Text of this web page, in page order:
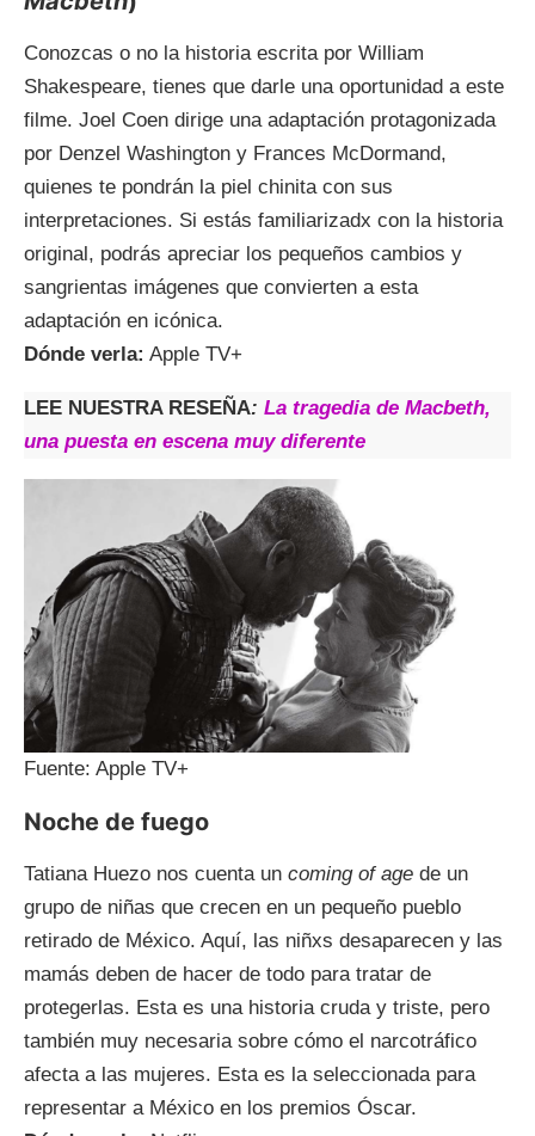
Conozcas o no la historia escrita por William
Shakespeare, tienes que darle una oportunidad a este
filme. Joel Coen dirige una adaptación protagonizada
por Denzel Washington y Frances McDormand,
quienes te pondrán la piel chinita con sus
interpretaciones. Si estás familiarizadx con la historia
original, podrás apreciar los pequeños cambios y
sangrientas imágenes que convierten a esta
adaptación en icónica.
Dónde verla: Apple TV+
LEE NUESTRA RESEÑA: La tragedia de Macbeth,
una puesta en escena muy diferente
Fuente: Apple TV+
Noche de fuego
Tatiana Huezo nos cuenta un coming of age de un
grupo de niñas que crecen en un pequeño pueblo
retirado de México. Aquí, las niñxs desaparecen y las
mamás deben de hacer de todo para tratar de
protegerlas. Esta es una historia cruda y triste, pero
también muy necesaria sobre cómo el narcotráfico
afecta a las mujeres. Esta es la seleccionada para
representar a México en los premios Óscar.